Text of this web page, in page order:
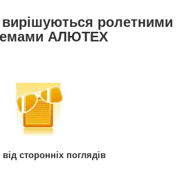
вирішуються ролетними
АЛЮТЕХ
від сторонніх поглядів